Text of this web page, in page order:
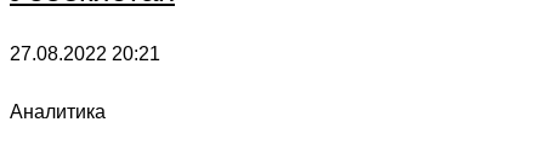
27.08.2022 20:21
Аналитика